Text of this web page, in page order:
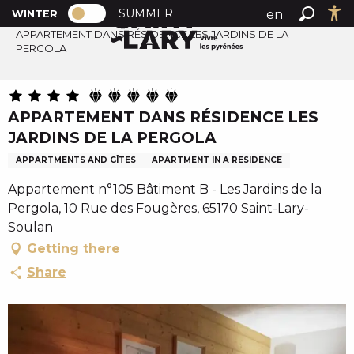
A
l
r
a
u
c
o
n
t
e
n
u
p
PAGE D’ACCUEIL ACTUELLE HIVER : PASSER EN
WINTER PAGE D’ACCUEIL ACTUELLE HIVER :
SUMMER
en
Search
Home
APPARTEMENT DANS RÉSIDENCE LES JARDINS DE LA
PERGOLA
APPARTEMENT DANS RÉSIDENCE LES
JARDINS DE LA PERGOLA
APPARTMENTS AND GÎTES APARTMENT IN A RESIDENCE
Appartement n°105 Bâtiment B - Les Jardins de la
Pergola, 10 Rue des Fougères, 65170 Saint-Lary-
Soulan
Getting there
Share